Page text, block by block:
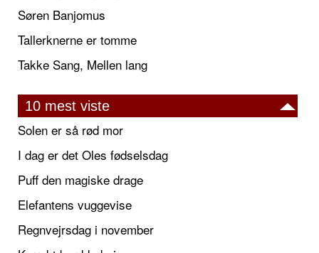
Søren Banjomus
Tallerknerne er tomme
Takke Sang, Mellen lang
10 mest viste
Solen er så rød mor
I dag er det Oles fødselsdag
Puff den magiske drage
Elefantens vuggevise
Regnvejrsdag i november